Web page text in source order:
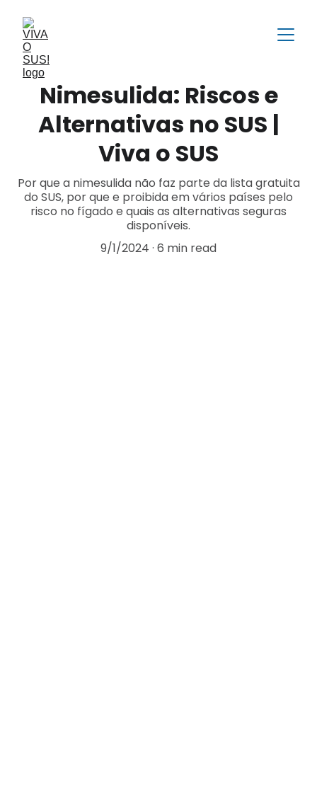
Nimesulida: Riscos e
Alternativas no SUS |
Viva o SUS
Por que a nimesulida não faz parte da lista gratuita
do SUS, por que e proibida em vários países pelo
risco no fígado e quais as alternativas seguras
disponíveis.
9/1/2024 6 min read